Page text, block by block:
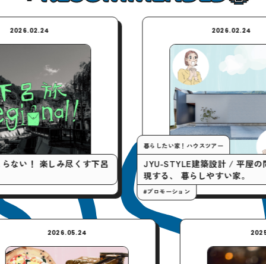
み尽くす下呂
暮らしたい家！ハウスツアー
JYU-STYLE建築設計 / 平屋の間取りで実
現する、 暮らしやすい家。
#プロモーション